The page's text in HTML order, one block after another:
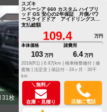
31枚
スズキ
スペーシア 660 カスタム ハイブリ
ッド GS 安心の2年保証 片側パワ
ースライドドア アイドリングスト
ップ 盗難防止システム クリアラ
ンスソナー
支払総額
109.4
万円
本体価格
103 万円
諸費用
6.4 万円
2019(R1) |
6.9万km | 検車検整備付 | 修
復無 | 法定含 | 保証付・24ヶ月・30千
km
＼無料／
在庫・見積り 店舗に電話